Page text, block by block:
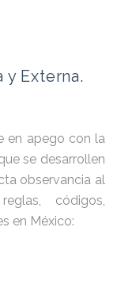
Externa.
en apego con la
se desarrollen
observancia al
códigos,
en México: